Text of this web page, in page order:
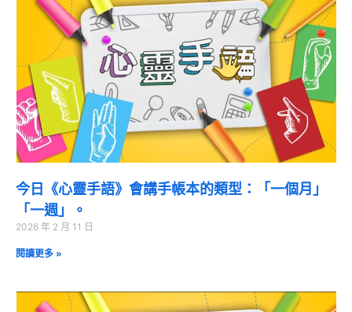
今日《心靈手語》會講手帳本的類型：「一個月」
「一週」。
2026 年 2 月 11 日
閱讀更多 »